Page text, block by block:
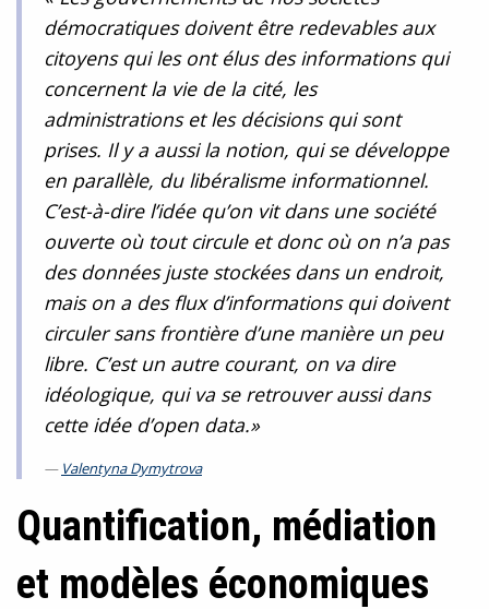
démocratiques doivent être redevables aux
citoyens qui les ont élus des informations qui
concernent la vie de la cité, les
administrations et les décisions qui sont
prises. Il y a aussi la notion, qui se développe
en parallèle, du libéralisme informationnel.
C’est-à-dire l’idée qu’on vit dans une société
ouverte où tout circule et donc où on n’a pas
des données juste stockées dans un endroit,
mais on a des flux d’informations qui doivent
circuler sans frontière d’une manière un peu
libre. C’est un autre courant, on va dire
idéologique, qui va se retrouver aussi dans
cette idée d’open data.»
Valentyna Dymytrova
Quantification, médiation
et modèles économiques